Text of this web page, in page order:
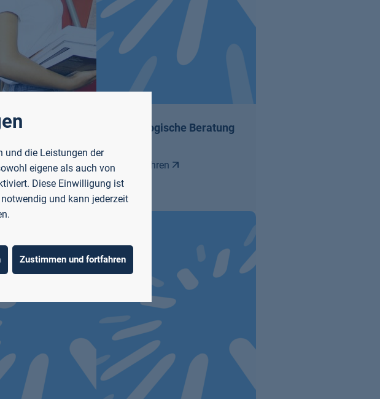
Psychologische Beratung
Mehr erfahren
und die Leistungen der
eigene als auch von
Diese Einwilligung ist
und kann jederzeit
Zustimmen und fortfahren